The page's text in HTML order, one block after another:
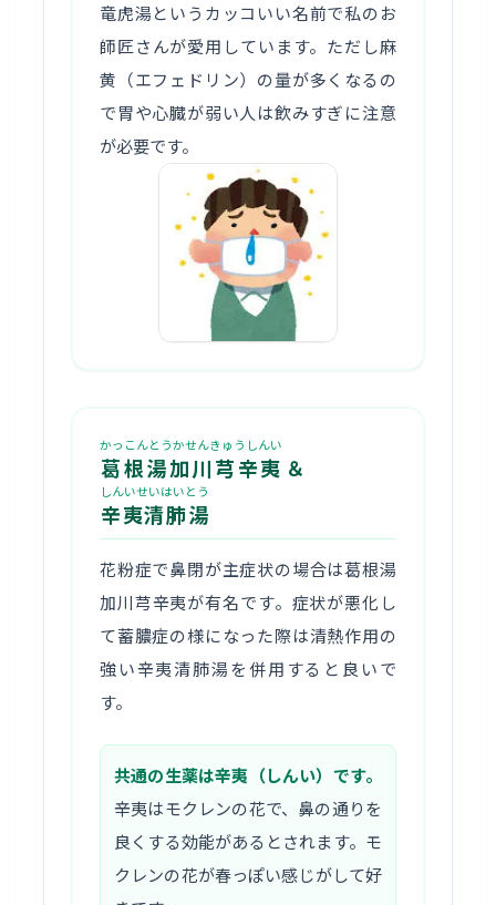
竜虎湯というカッコいい名前で私のお
師匠さんが愛用しています。ただし麻
黄（エフェドリン）の量が多くなるの
で胃や心臓が弱い人は飲みすぎに注意
が必要です。
葛根湯加川芎辛夷
かっこんとうかせんきゅうしんい
＆
辛夷清肺湯
しんいせいはいとう
花粉症で鼻閉が主症状の場合は葛根湯
加川芎辛夷が有名です。症状が悪化し
て蓄膿症の様になった際は清熱作用の
強い辛夷清肺湯を併用すると良いで
す。
共通の生薬は辛夷（しんい）です。
辛夷はモクレンの花で、鼻の通りを
良くする効能があるとされます。モ
クレンの花が春っぽい感じがして好